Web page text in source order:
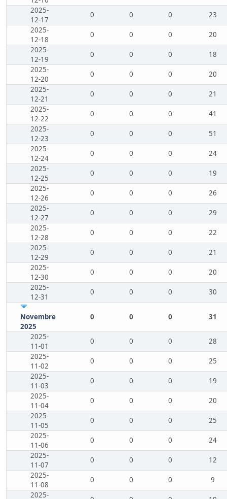
2025-
12-17
0 0 0
23
2025-
12-18
0 0 0
20
2025-
12-19
0 0 0
18
2025-
12-20
0 0 0
20
2025-
12-21
0 0 0
21
2025-
12-22
0 0 0
41
2025-
12-23
0 0 0
51
2025-
12-24
0 0 0
24
2025-
12-25
0 0 0
19
2025-
12-26
0 0 0
26
2025-
12-27
0 0 0
29
2025-
12-28
0 0 0
22
2025-
12-29
0 0 0
21
2025-
12-30
0 0 0
20
2025-
12-31
0 0 0 30
Novembre
2025
0 0 0 31
2025-
11-01
0 0 0
28
2025-
11-02
0 0 0
25
2025-
11-03
0 0 0
19
2025-
11-04
0 0 0
20
2025-
11-05
0 0 0
25
2025-
11-06
0 0 0
24
2025-
11-07
0 0 0
12
2025-
11-08
0 0 0
9
2025-